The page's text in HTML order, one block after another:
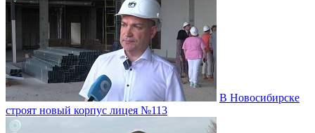
В Новосибирске
строят новый корпус лицея №113